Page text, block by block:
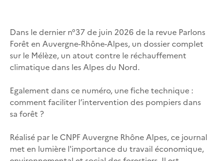
Dans le dernier n°37 de juin 2026 de la revue Parlons
Forêt en Auvergne-Rhône-Alpes, un dossier complet
sur le Mélèze, un atout contre le réchauffement
climatique dans les Alpes du Nord.
Egalement dans ce numéro, une fiche technique :
comment faciliter l’intervention des pompiers dans
sa forêt ?
Réalisé par le CNPF Auvergne Rhône Alpes, ce journal
met en lumière l'importance du travail économique,